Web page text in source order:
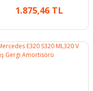
1.875,46 TL